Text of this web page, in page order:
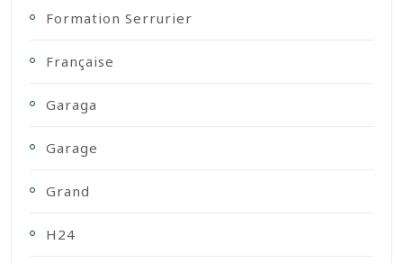
Formation Serrurier
Française
Garaga
Garage
Grand
H24